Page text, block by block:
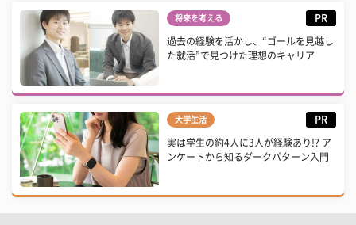
将来を考える PR
過去の経験を活かし、“ゴールを見越し
た就活”で見つけた理想のキャリア
大学生活 PR
実は学生の約4人に3人が経験あり!? ア
ンケートから知るダークパターン入門